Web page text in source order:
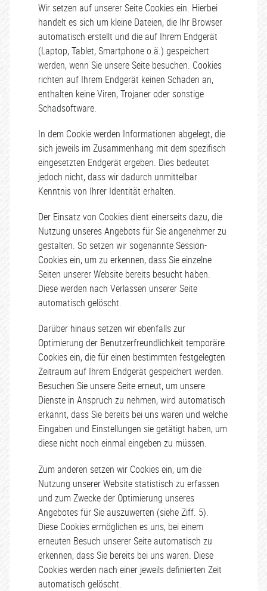
Wir setzen auf unserer Seite Cookies ein. Hierbei
handelt es sich um kleine Dateien, die Ihr Browser
automatisch erstellt und die auf Ihrem Endgerät
(Laptop, Tablet, Smartphone o.ä.) gespeichert
werden, wenn Sie unsere Seite besuchen. Cookies
richten auf Ihrem Endgerät keinen Schaden an,
enthalten keine Viren, Trojaner oder sonstige
Schadsoftware.
In dem Cookie werden Informationen abgelegt, die
sich jeweils im Zusammenhang mit dem spezifisch
eingesetzten Endgerät ergeben. Dies bedeutet
jedoch nicht, dass wir dadurch unmittelbar
Kenntnis von Ihrer Identität erhalten.
Der Einsatz von Cookies dient einerseits dazu, die
Nutzung unseres Angebots für Sie angenehmer zu
gestalten. So setzen wir sogenannte Session-
Cookies ein, um zu erkennen, dass Sie einzelne
Seiten unserer Website bereits besucht haben.
Diese werden nach Verlassen unserer Seite
automatisch gelöscht.
Darüber hinaus setzen wir ebenfalls zur
Optimierung der Benutzerfreundlichkeit temporäre
Cookies ein, die für einen bestimmten festgelegten
Zeitraum auf Ihrem Endgerät gespeichert werden.
Besuchen Sie unsere Seite erneut, um unsere
Dienste in Anspruch zu nehmen, wird automatisch
erkannt, dass Sie bereits bei uns waren und welche
Eingaben und Einstellungen sie getätigt haben, um
diese nicht noch einmal eingeben zu müssen.
Zum anderen setzen wir Cookies ein, um die
Nutzung unserer Website statistisch zu erfassen
und zum Zwecke der Optimierung unseres
Angebotes für Sie auszuwerten (siehe Ziff. 5).
Diese Cookies ermöglichen es uns, bei einem
erneuten Besuch unserer Seite automatisch zu
erkennen, dass Sie bereits bei uns waren. Diese
Cookies werden nach einer jeweils definierten Zeit
automatisch gelöscht.